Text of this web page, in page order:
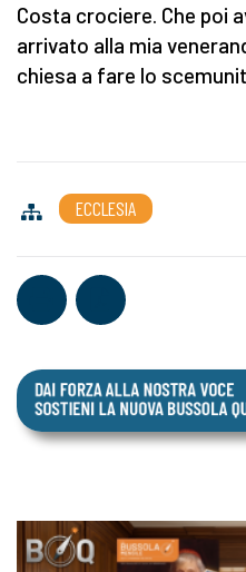
Costa crociere. Che poi
arrivato alla mia
chiesa a fare lo
ECCLESIA